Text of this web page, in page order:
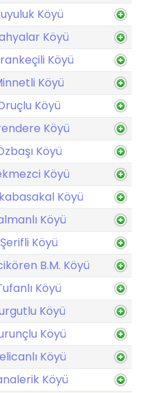
Köyü
Köyü
Köyü
Köyü
Köyü
Köyü
Köyü
Köyü
Köyü
Köyü
Şerifli Köyü
B.M. Köyü
Köyü
Köyü
Köyü
Köyü
Köyü